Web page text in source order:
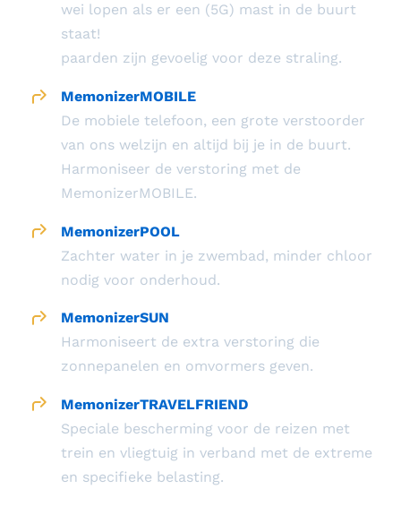
wei lopen als er een (5G) mast in de buurt
staat!
paarden zijn gevoelig voor deze straling.
MemonizerMOBILE
De mobiele telefoon, een grote verstoorder
van ons welzijn en altijd bij je in de buurt.
Harmoniseer de verstoring met de
MemonizerMOBILE.
MemonizerPOOL
Zachter water in je zwembad, minder chloor
nodig voor onderhoud.
MemonizerSUN
Harmoniseert de extra verstoring die
zonnepanelen en omvormers geven.
MemonizerTRAVELFRIEND
Speciale bescherming voor de reizen met
trein en vliegtuig in verband met de extreme
en specifieke belasting.